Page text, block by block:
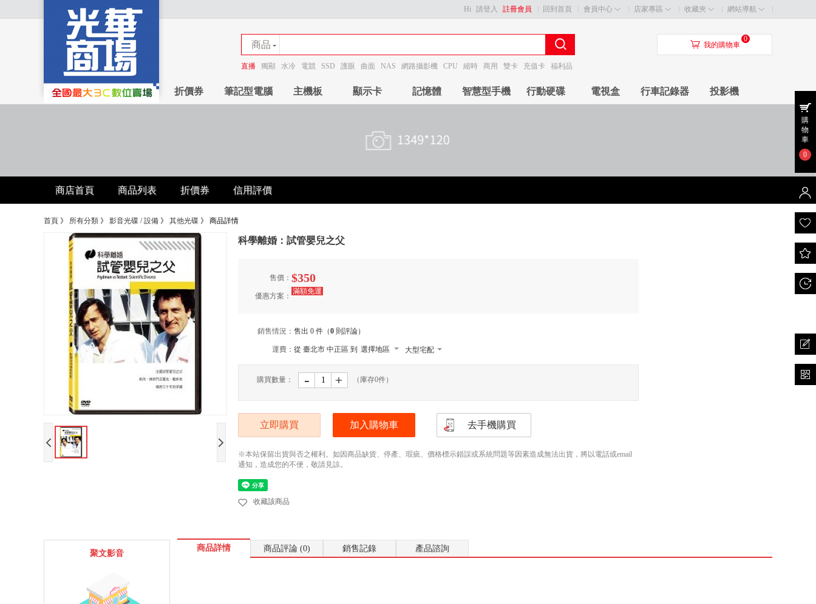
回到首頁 會員中心 店家專區 收藏夾 網站導航
Hi 請登入 註冊會員
商品
商店
直播 獨顯 水冷 電競 SSD 護眼 曲面 NAS 網路攝影機 CPU 縮時 商用 雙卡 充值卡 福利品
󰃦 我的購物車
0
折價券 筆記型電腦 主機板 顯示卡 記憶體 智慧型手機 行動硬碟 電視盒 行車記錄器 投影機
商店首頁 商品列表 折價券 信用評價
首頁 》 所有分類 》 影音光碟 / 設備 》 其他光碟 》 商品詳情
科學離婚：試管嬰兒之父
售價： $350
優惠方案：
滿額免運
銷售情況： 售出 0 件（0 則評論）
運費： 從 臺北市 中正區 到 選擇地區 大型宅配
購買數量： - ﹢ （庫存0件）
立即購買 加入購物車 去手機購買
※本站保留出貨與否之權利。如因商品缺貨、停產、瑕疵、價格標示錯誤或系統問題等因素造成無法出貨，將以電話或email
通知，造成您的不便，敬請見諒。
收藏該商品
聚文影音
商品詳情 商品評論 (0) 銷售記錄 產品諮詢
購
物
車
0